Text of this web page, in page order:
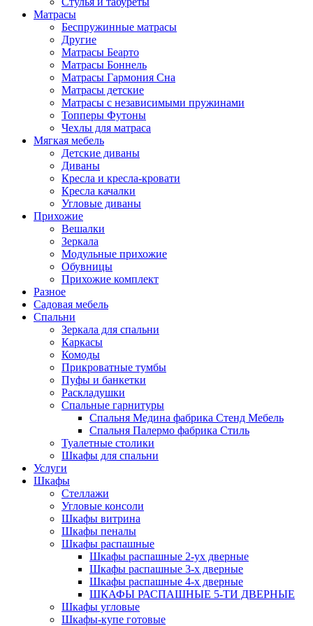
Матрасы
Беспружинные матрасы
Другие
Матрасы Беарто
Матрасы Боннель
Матрасы Гармония Сна
Матрасы детские
Матрасы с независимыми пружинами
Топперы Футоны
Чехлы для матраса
Мягкая мебель
Детские диваны
Диваны
Кресла и кресла-кровати
Кресла качалки
Угловые диваны
Прихожие
Вешалки
Зеркала
Модульные прихожие
Обувницы
Прихожие комплект
Разное
Садовая мебель
Спальни
Зеркала для спальни
Каркасы
Комоды
Прикроватные тумбы
Пуфы и банкетки
Раскладушки
Спальные гарнитуры
Спальня Медина фабрика Стенд Мебель
Спальня Палермо фабрика Стиль
Туалетные столики
Шкафы для спальни
Услуги
Шкафы
Стеллажи
Угловые консоли
Шкафы витрина
Шкафы пеналы
Шкафы распашные
Шкафы распашные 2-ух дверные
Шкафы распашные 3-х дверные
Шкафы распашные 4-х дверные
ШКАФЫ РАСПАШНЫЕ 5-ТИ ДВЕРНЫЕ
Шкафы угловые
Шкафы-купе готовые